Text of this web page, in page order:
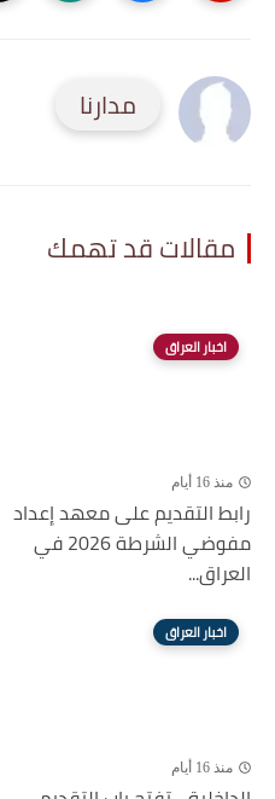
مدارنا
مقالات قد تهمك
اخبار العراق
منذ 16 أيام
رابط التقديم على معهد إعداد
مفوضي الشرطة 2026 في
العراق...
اخبار العراق
منذ 16 أيام